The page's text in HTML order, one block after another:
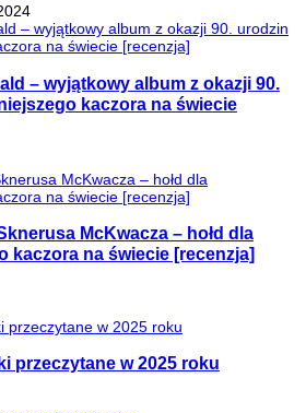
– wyjątkowy album z okazji 90.
kaczora na świecie
McKwacza – hołd dla
kaczora na świecie [recenzja]
przeczytane w 2025 roku